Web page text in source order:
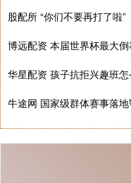
股配所 “你们不要再打了啦”
博远配资 本届世界杯最大
华星配资 孩子抗拒兴趣班
牛途网 国家级群体赛事落